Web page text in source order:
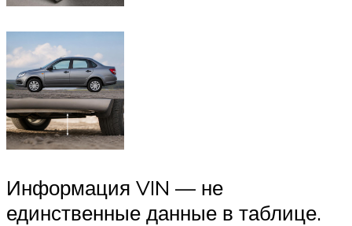
Информация VIN — не
единственные данные в таблице.